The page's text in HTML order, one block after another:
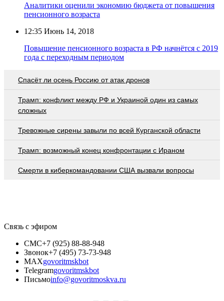
Аналитики оценили экономию бюджета от повышения
пенсионного возраста
12:35 Июнь 14, 2018
Повышение пенсионного возраста в РФ начнётся с 2019
года с переходным периодом
Спасёт ли осень Россию от атак дронов
Трамп: конфликт между РФ и Украиной один из самых
сложных
Тревожные сирены завыли по всей Курганской области
Трамп: возможный конец конфронтации с Ираном
Смерти в киберкомандовании США вызвали вопросы
Связь с эфиром
СМС+7 (925) 88-88-948
Звонок+7 (495) 73-73-948
MAXgovoritmskbot
Telegramgovoritmskbot
Письмоinfo@govoritmoskva.ru